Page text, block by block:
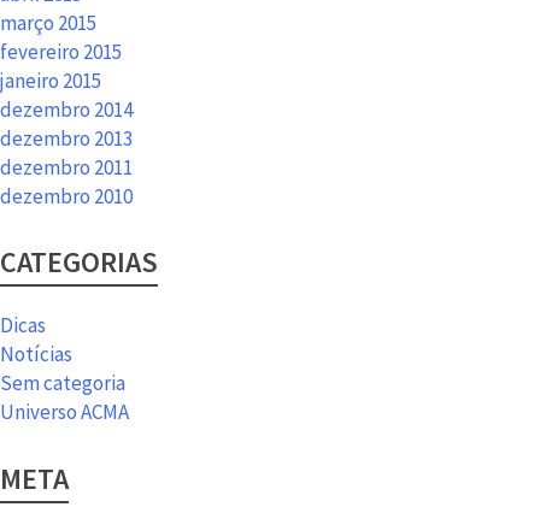
março 2015
fevereiro 2015
janeiro 2015
dezembro 2014
dezembro 2013
dezembro 2011
dezembro 2010
CATEGORIAS
Dicas
Notícias
Sem categoria
Universo ACMA
META